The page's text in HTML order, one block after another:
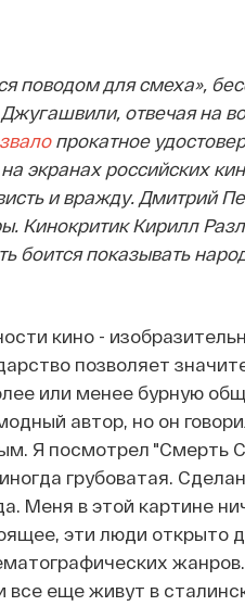
поводом для смеха»,
отвечая на
прокатное
экранах российских
и вражду. Дмитрий
Кинокритик Кирилл
боится показывать
кино -
позволяет
или менее бурную
автор, но он
Я посмотрел "Смерть
грубоватая.
Меня в этой картине
эти люди открыто
жанров.
все еще живут в